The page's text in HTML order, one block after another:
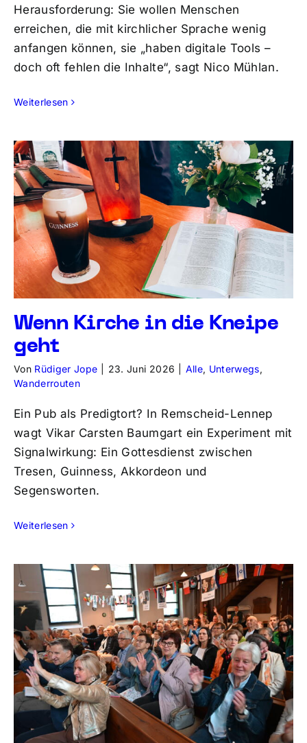
Herausforderung: Sie wollen Menschen
erreichen, die mit kirchlicher Sprache wenig
anfangen können, sie „haben digitale Tools –
doch oft fehlen die Inhalte“, sagt Nico Mühlan.
Weiterlesen
Wenn Kirche in die Kneipe
geht
Von Rüdiger Jope 23. Juni 2026 Alle, Unterwegs,
Wanderrouten
Ein Pub als Predigtort? In Remscheid-Lennep
wagt Vikar Carsten Baumgart ein Experiment mit
Signalwirkung: Ein Gottesdienst zwischen
Tresen, Guinness, Akkordeon und
Segensworten.
Weiterlesen